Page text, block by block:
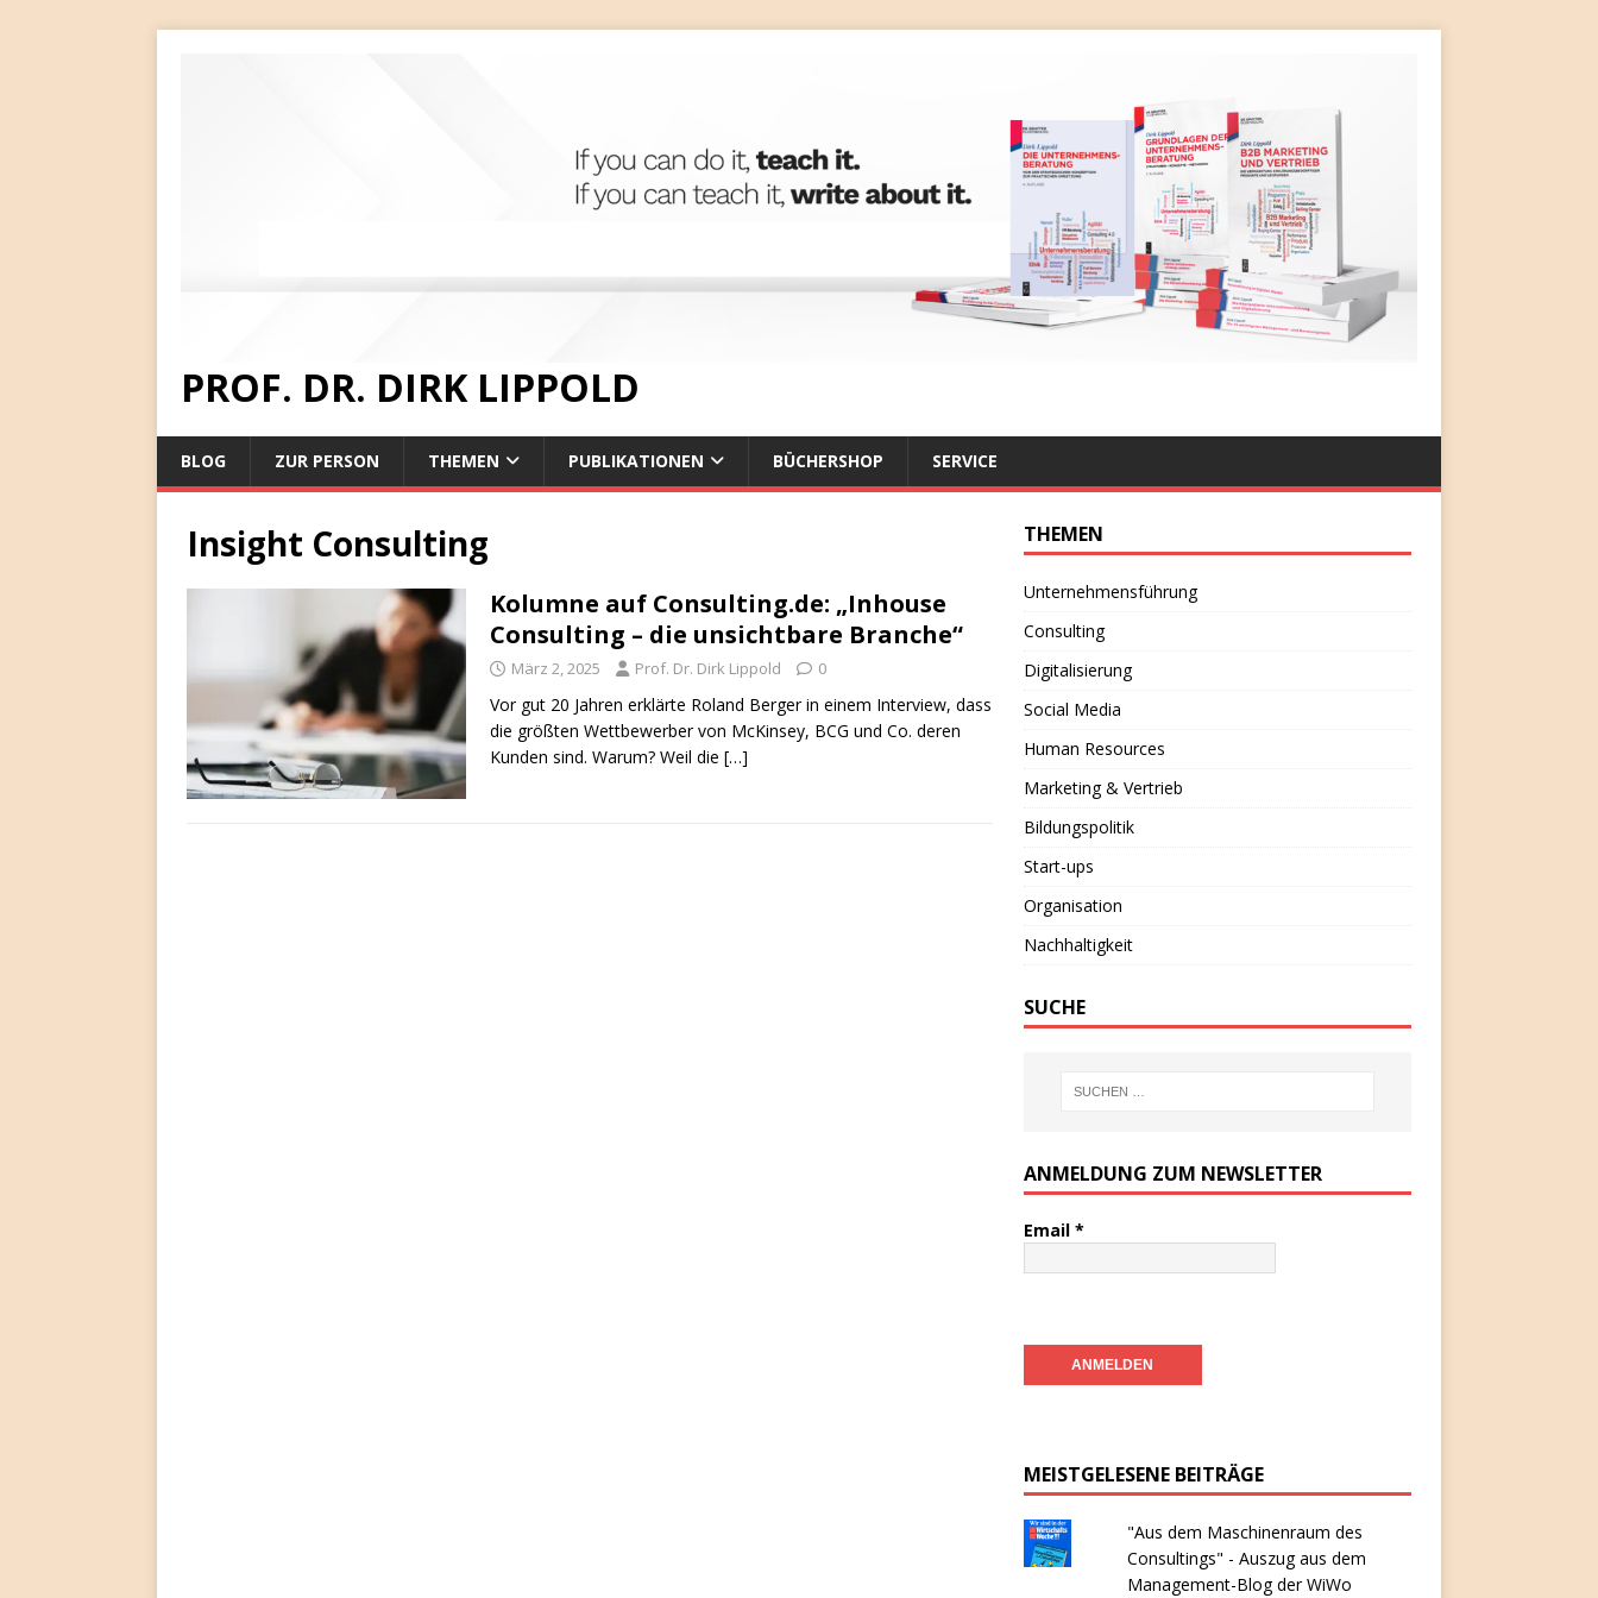
PROF. DR. DIRK LIPPOLD
BLOG ZUR PERSON THEMEN PUBLIKATIONEN BÜCHERSHOP SERVICE
Insight Consulting
Kolumne auf Consulting.de: „Inhouse
Consulting – die unsichtbare Branche“
März 2, 2025 Prof. Dr. Dirk Lippold 0
Vor gut 20 Jahren erklärte Roland Berger in einem Interview, dass
die größten Wettbewerber von McKinsey, BCG und Co. deren
Kunden sind. Warum? Weil die […]
THEMEN
Unternehmensführung
Consulting
Digitalisierung
Social Media
Human Resources
Marketing & Vertrieb
Bildungspolitik
Start-ups
Organisation
Nachhaltigkeit
SUCHE
ANMELDUNG ZUM NEWSLETTER
Email *
MEISTGELESENE BEITRÄGE
"Aus dem Maschinenraum des
Consultings" - Auszug aus dem
Management-Blog der WiWo